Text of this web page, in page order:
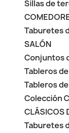
Sillas de
Taburetes
SALÓN
Conjuntos
Tableros
Tableros
Colección
CLÁSICOS
Taburetes